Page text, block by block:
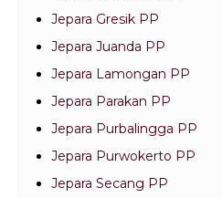
Jepara Gresik PP
Jepara Juanda PP
Jepara Lamongan PP
Jepara Parakan PP
Jepara Purbalingga PP
Jepara Purwokerto PP
Jepara Secang PP